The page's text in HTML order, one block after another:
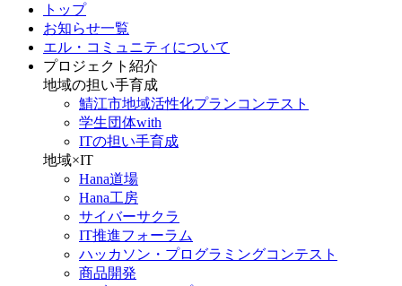
トップ
お知らせ一覧
エル・コミュニティについて
プロジェクト紹介
地域の担い手育成
鯖江市地域活性化プランコンテスト
学生団体with
ITの担い手育成
地域×IT
Hana道場
Hana工房
サイバーサクラ
IT推進フォーラム
ハッカソン・プログラミングコンテスト
商品開発